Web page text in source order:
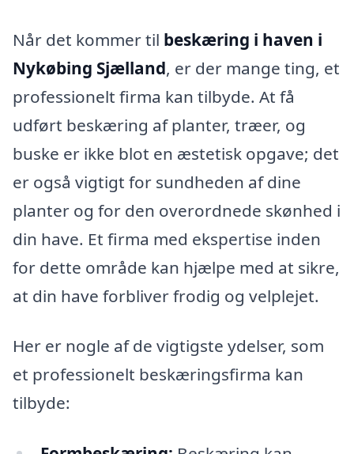
Når det kommer til beskæring i haven i
Nykøbing Sjælland, er der mange ting, et
professionelt firma kan tilbyde. At få
udført beskæring af planter, træer, og
buske er ikke blot en æstetisk opgave; det
er også vigtigt for sundheden af dine
planter og for den overordnede skønhed i
din have. Et firma med ekspertise inden
for dette område kan hjælpe med at sikre,
at din have forbliver frodig og velplejet.
Her er nogle af de vigtigste ydelser, som
et professionelt beskæringsfirma kan
tilbyde: